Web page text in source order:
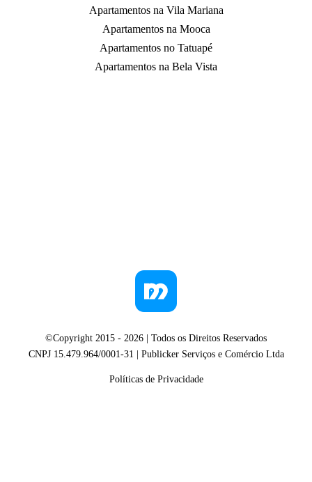
Apartamentos na Vila Mariana
Apartamentos na Mooca
Apartamentos no Tatuapé
Apartamentos na Bela Vista
©Copyright 2015 - 2026 | Todos os Direitos Reservados
CNPJ 15.479.964/0001-31 | Publicker Serviços e Comércio Ltda
Políticas de Privacidade